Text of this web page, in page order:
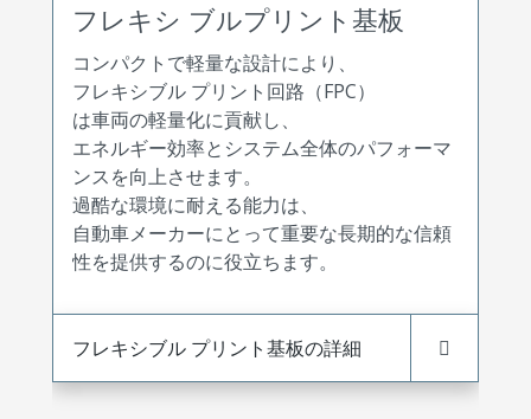
フレキシ ブルプリント基板
コンパクトで軽量な設計により、
フレキシブル プリント回路（FPC）
は車両の軽量化に貢献し、
エネルギー効率とシステム全体のパフォーマ
ンスを向上させます。
過酷な環境に耐える能力は、
自動車メーカーにとって重要な長期的な信頼
性を提供するのに役立ちます。
フレキシブル プリント基板の詳細